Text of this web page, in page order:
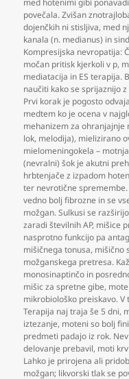
med hotenimi gibi
povečala. Zvišan
dojenčkih ni stisljiva, med
kanala (n. medianus) in
Kompresijska nevropatija:
močan pritisk kjerkoli v p,
mediatacija in ES terapija.
naučiti kako se sprijaznijo
Prvi korak je pogosto
medtem ko je ocena v
mehanizem za ohranjajnje
lok, melodija), mielizirano
mielomeningokela –
(nevralni) šok je akutni
hrbtenjače z izpadom
ter nevrotične
vedno bolj fibrozne in se
možgan. Sulkusi se razširijo
zaradi številnih AP, mišice
nasprotno funkcijo pa
mišičnega tonusa, mišično
možganskega pretresa.
monosinaptinčo in
mišic za spretne gibe,
mikrobiološko preiskavo.
Terapija naj traja še 5 dni,
iztezanje, moteni so bolj
predmeti padajo iz rok.
delovanje prebavil, moti
Lahko je prirojena ali
možgan; likvorski tlak se